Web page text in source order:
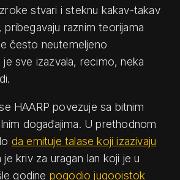
stvari i steknu kakav-takav
raznim teorijama
često neutemeljeno
je sve izazvala, recimo, neka
HAARP povezuje sa bitnim
događajima. U prethodnom
da emituje talase koji izazivaju
je kriv za uragan Ian koji je u
godine pogodio jugooistok